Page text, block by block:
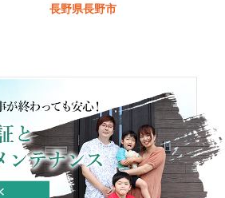
長野県長野市